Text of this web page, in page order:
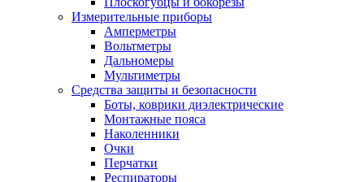
Измерительные приборы
Амперметры
Вольтметры
Дальномеры
Мультиметры
Средства защиты и безопасности
Боты, коврики диэлектрические
Монтажные пояса
Наколенники
Очки
Перчатки
Респираторы